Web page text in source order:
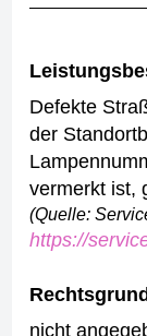
Defekte
der
vermerkt ist,
(Quelle:
https://
nicht